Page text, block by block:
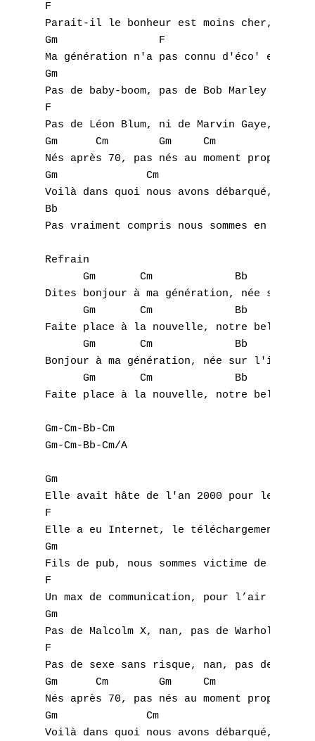
F
Parait-il le bonheur est moins cher,
Gm		  F
Ma génération n'a pas connu d'éco' en
Gm
Pas de baby-boom, pas de Bob Marley
F
Pas de Léon Blum, ni de Marvin Gaye,
Gm      Cm	  Gm     Cm
Nés après 70, pas nés au moment propice,
Gm		Cm
Voilà dans quoi nous avons débarqué,
Bb				    Cm/A
Pas vraiment compris nous sommes en
Refrain
      Gm       Cm             Bb      Cm
Dites bonjour à ma génération, née sur
      Gm       Cm             Bb      Cm/A
Faite place à la nouvelle, notre belle
      Gm       Cm             Bb      Cm
Bonjour à ma génération, née sur l'île
      Gm       Cm             Bb      Cm/A
Faite place à la nouvelle, notre belle
Gm-Cm-Bb-Cm
Gm-Cm-Bb-Cm/A
Gm
Elle avait hâte de l'an 2000 pour les
F
Elle a eu Internet, le téléchargement.
Gm
Fils de pub, nous sommes victime de
F
Un max de communication, pour l’air de
Gm
Pas de Malcolm X, nan, pas de Warhol,
F
Pas de sexe sans risque, nan, pas de bol
Gm      Cm        Gm     Cm
Nés après 70, pas nés au moment propice.
Gm              Cm
Voilà dans quoi nous avons débarqué,
C
D
E
F
G